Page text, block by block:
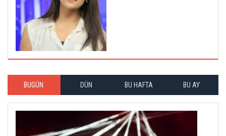
BUGÜN DÜN BU HAFTA BU AY